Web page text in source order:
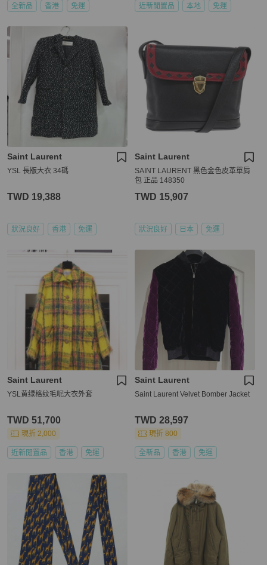
全新品 香港 免運 近新閒置品 本地 免運
Saint Laurent
YSL 長版大衣 34碼
TWD 19,388
狀況良好 香港 免運
Saint Laurent
SAINT LAURENT 黑色金色皮革單肩
包 正品 148350
TWD 15,907
狀況良好 日本 免運
Saint Laurent
YSL黄绿格纹毛呢大衣外套
TWD 51,700
現折 2,000
近新閒置品 香港 免運
Saint Laurent
Saint Laurent Velvet Bomber Jacket
TWD 28,597
現折 800
全新品 香港 免運